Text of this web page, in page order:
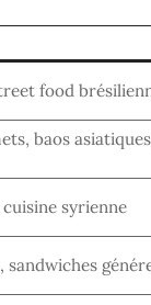
food
baos
syrienne
sandwiches